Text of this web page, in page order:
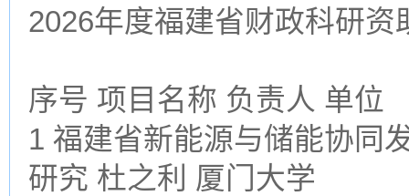
2026年度福建省财政科研资
序号 项目名称 负责人 单位
1 福建省新能源与储能协同
研究 杜之利 厦门大学